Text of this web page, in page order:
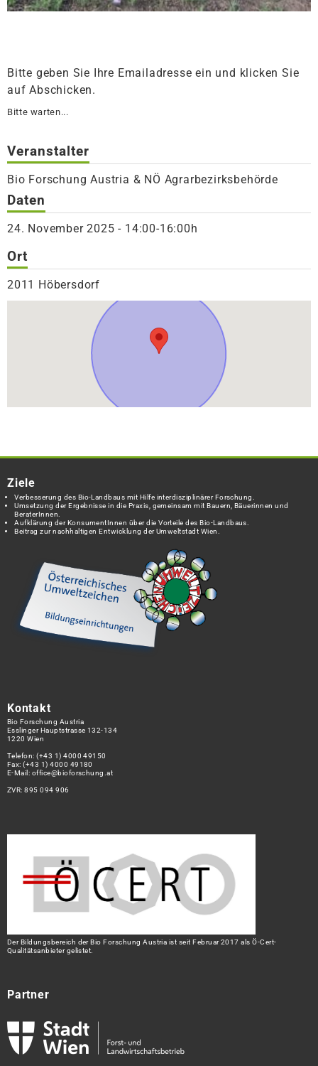
Bitte geben Sie Ihre Emailadresse ein und klicken Sie
auf Abschicken.
Bitte warten...
Veranstalter
Bio Forschung Austria & NÖ Agrarbezirksbehörde
Daten
24. November 2025 - 14:00-16:00h
Ort
2011 Höbersdorf
Ziele
Verbesserung des Bio-Landbaus mit Hilfe interdisziplinärer Forschung.
Umsetzung der Ergebnisse in die Praxis, gemeinsam mit Bauern, Bäuerinnen und
BeraterInnen.
Aufklärung der KonsumentInnen über die Vorteile des Bio-Landbaus.
Beitrag zur nachhaltigen Entwicklung der Umweltstadt Wien.
Kontakt
Bio Forschung Austria
Esslinger Hauptstrasse 132-134
1220 Wien
Telefon:(+43 1) 4000 49150
Fax: (+43 1) 4000 49180
E-Mail: office@bioforschung.at
ZVR: 895 094 906
Der Bildungsbereich der Bio Forschung Austria ist seit Februar 2017 als Ö-Cert-
Qualitätsanbieter gelistet.
Partner